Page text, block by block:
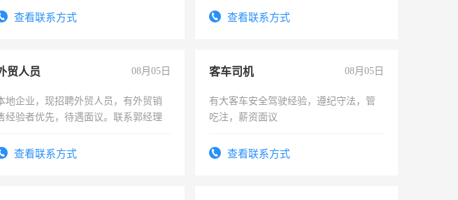
太等。
查看联系方式 查看联系方式
贸人员 08月05日
地企业，现招聘外贸人员，有外贸销
经验者优先，待遇面议。联系郭经理
查看联系方式
客车司机 08月05日
有大客车安全驾驶经验，遵纪守法，管
吃注，薪资面议
查看联系方式